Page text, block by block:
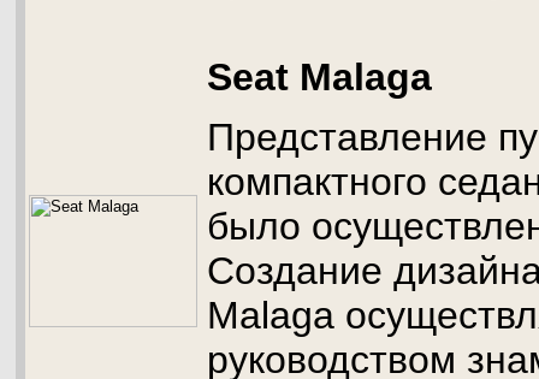
Seat Malaga
Представление
компактного
было
Создание
Malaga
руководством